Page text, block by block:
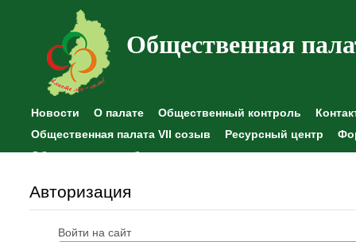
Общественная
Новости О палате Общественный контроль
Общественная палата VII созыв
Ресурсный центр
Общественные наблюдения
Авторизация
Войти на сайт